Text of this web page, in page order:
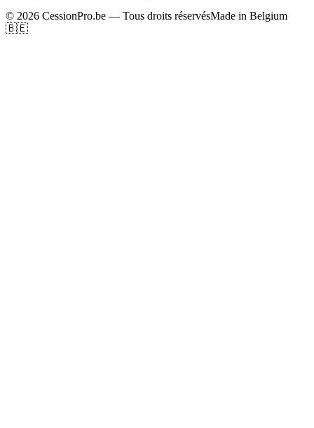
© 2026 CessionPro.be — Tous droits réservésMade in Belgium
🇧🇪